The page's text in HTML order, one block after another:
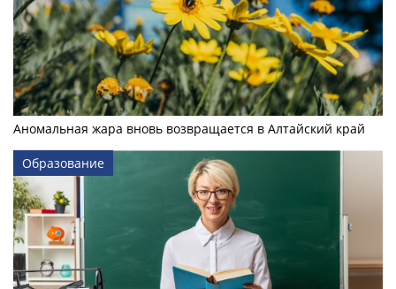
Аномальная жара вновь возвращается в Алтайский край
Образование